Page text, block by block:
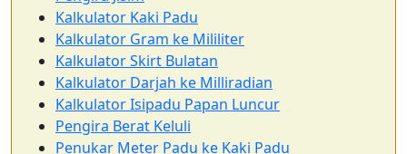
Kalkulator Kaki Padu
Kalkulator Gram ke Mililiter
Kalkulator Skirt Bulatan
Kalkulator Darjah ke Milliradian
Kalkulator Isipadu Papan Luncur
Pengira Berat Keluli
Penukar Meter Padu ke Kaki Padu